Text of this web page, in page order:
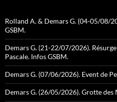
Rolland A. & Demars G. (04-05/08/
GSBM.
Demars G. (21-22/07/2026).
Pascale. Infos GSBM.
Demars G. (07/06/2026). Event de
Demars G. (26/05/2026). Grotte